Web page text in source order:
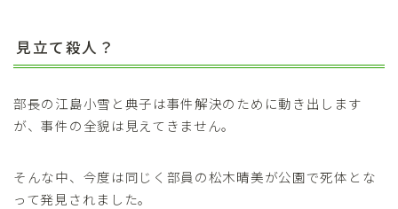
見立て殺人？
部長の江島小雪と典子は事件解決のために動き出します
が、事件の全貌は見えてきません。
そんな中、今度は同じく部員の松木晴美が公園で死体とな
って発見されました。